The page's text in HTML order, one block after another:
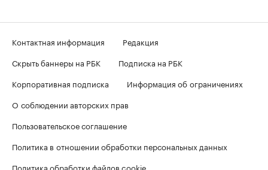
Контактная информация
Редакция
Скрыть баннеры на РБК
Подписка на РБК
Корпоративная подписка
Информация об ограничениях
О соблюдении авторских прав
Пользовательское соглашение
Политика в отношении обработки персональных данных
Политика обработки файлов cookie